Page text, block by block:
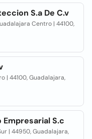
S.a De C.v
Centro | 44100,
| 44100, Guadalajara,
S.c
| 44950, Guadalajara,